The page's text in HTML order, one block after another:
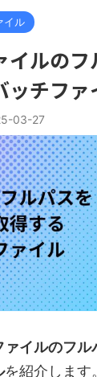
イル
イルの
ッチファ
03-27
ァイルのフ
を紹介します。